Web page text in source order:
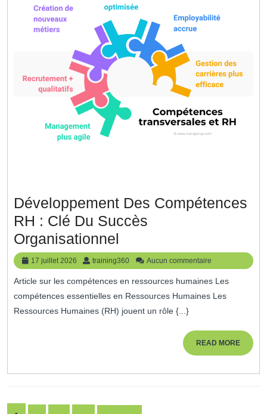
Développement Des Compétences
RH : Clé Du Succès
Organisationnel
Des
Compétences
RH
:
17 juillet 2026
17
juillet
2026
training360 training360
Aucun commentaire
Article sur les compétences en ressources humaines Les
compétences essentielles en Ressources Humaines Les
Ressources Humaines (RH) jouent un rôle {...}
READ MOREREAD
MORE